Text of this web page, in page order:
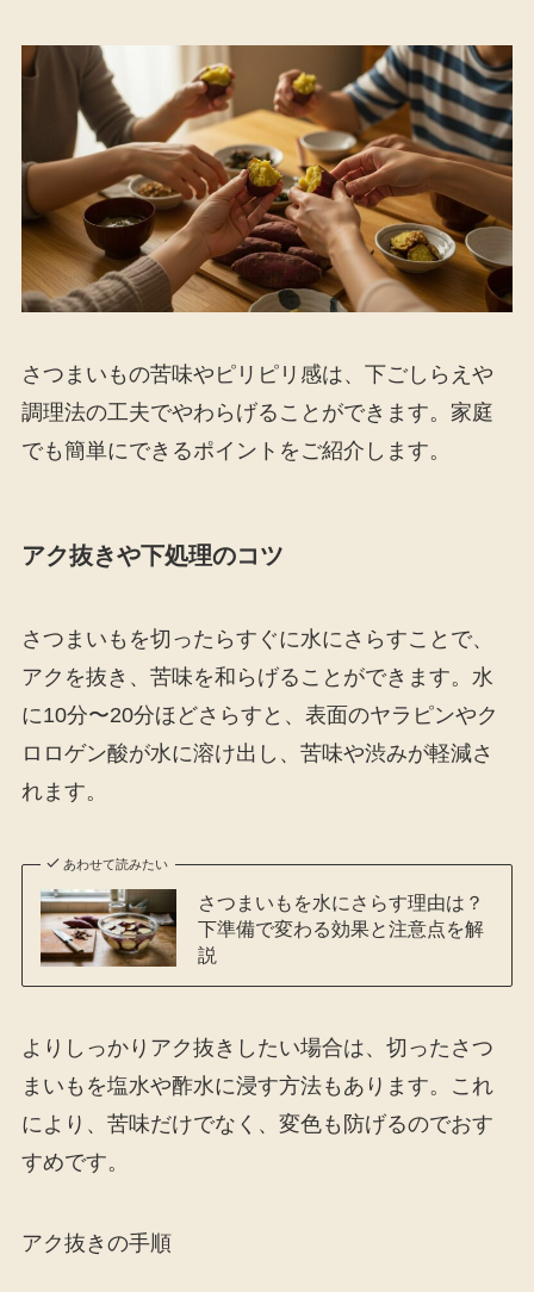
さつまいもの苦味やピリピリ感は、下ごしらえや
調理法の工夫でやわらげることができます。家庭
でも簡単にできるポイントをご紹介します。
アク抜きや下処理のコツ
さつまいもを切ったらすぐに水にさらすことで、
アクを抜き、苦味を和らげることができます。水
に10分〜20分ほどさらすと、表面のヤラピンやク
ロロゲン酸が水に溶け出し、苦味や渋みが軽減さ
れます。
あわせて読みたい
さつまいもを水にさらす理由は？
下準備で変わる効果と注意点を解
説
よりしっかりアク抜きしたい場合は、切ったさつ
まいもを塩水や酢水に浸す方法もあります。これ
により、苦味だけでなく、変色も防げるのでおす
すめです。
アク抜きの手順